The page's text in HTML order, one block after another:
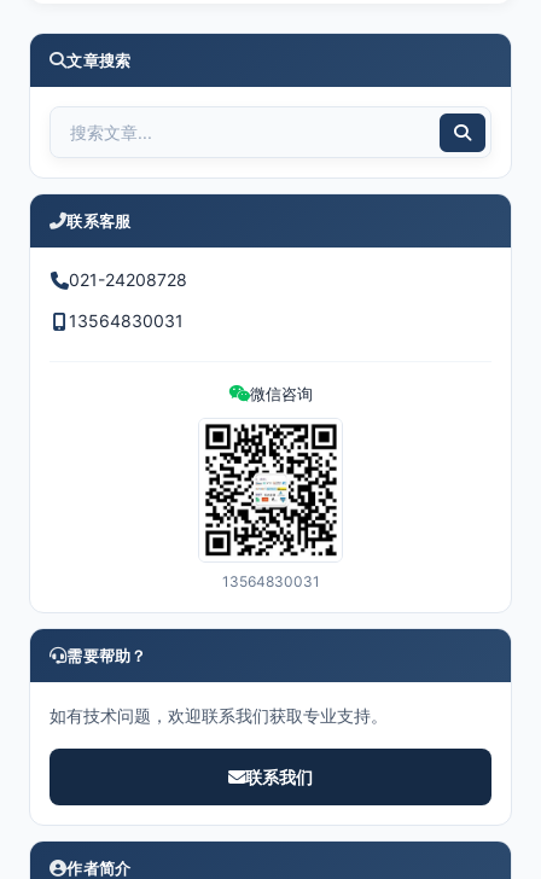
文章搜索
联系客服
021-24208728
13564830031
微信咨询
13564830031
需要帮助？
如有技术问题，欢迎联系我们获取专业支持。
联系我们
作者简介